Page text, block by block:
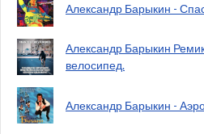
Александр Барыкин -
Александр Барыкин
велосипед.
Александр Барыкин -